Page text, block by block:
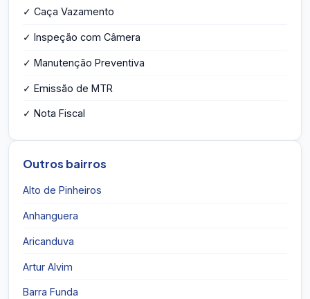
✓ Caça Vazamento
✓ Inspeção com Câmera
✓ Manutenção Preventiva
✓ Emissão de MTR
✓ Nota Fiscal
Outros bairros
Alto de Pinheiros
Anhanguera
Aricanduva
Artur Alvim
Barra Funda